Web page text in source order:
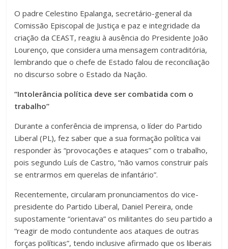
O padre Celestino Epalanga, secretário-general da
Comissão Episcopal de Justiça e paz e integridade da
criação da CEAST, reagiu à ausência do Presidente João
Lourenço, que considera uma mensagem contraditória,
lembrando que o chefe de Estado falou de reconciliação
no discurso sobre o Estado da Nação.
“Intolerância política deve ser combatida com o
trabalho”
Durante a conferência de imprensa, o líder do Partido
Liberal (PL), fez saber que a sua formação política vai
responder às “provocações e ataques” com o trabalho,
pois segundo Luís de Castro, “não vamos construir país
se entrarmos em querelas de infantário”.
Recentemente, circularam pronunciamentos do vice-
presidente do Partido Liberal, Daniel Pereira, onde
supostamente “orientava” os militantes do seu partido a
“reagir de modo contundente aos ataques de outras
forças políticas”, tendo inclusive afirmado que os liberais